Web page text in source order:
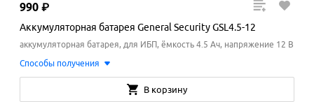
990 ₽
Аккумуляторная батарея General Security GSL4.5-12
аккумуляторная батарея, для ИБП, ёмкость 4.5 Ач, напряжение 12 В
Способы получения
В корзину